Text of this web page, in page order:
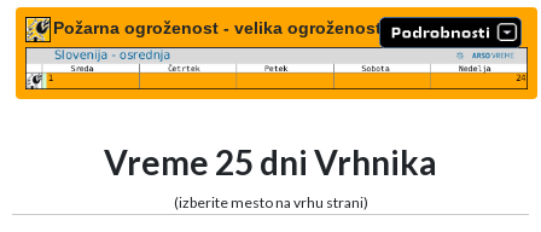
Požarna ogroženost - velika ogroženost
Vreme 25 dni Vrhnika
(izberite mesto na vrhu strani)